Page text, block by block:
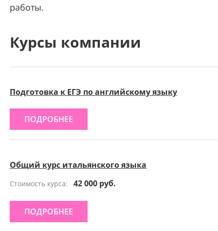
работы.
Курсы компании
Подготовка к ЕГЭ по английскому языку
ПОДРОБНЕЕ
Общий курс итальянского языка
Стоимость курса: 42 000 руб.
ПОДРОБНЕЕ